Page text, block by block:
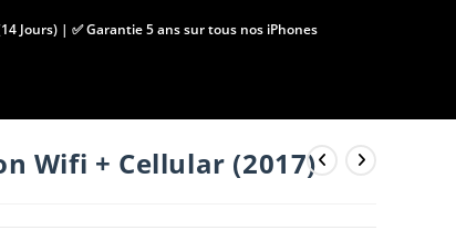
Jours) | ✅ Garantie 5 ans sur tous nos iPhones
Wifi + Cellular (2017)